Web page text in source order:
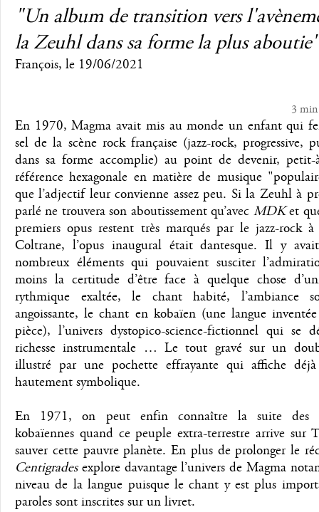
"Un album de transition vers
la Zeuhl dans sa forme la plus aboutie"
François, le 19/06/2021
3 min
En 1970, Magma avait mis au monde un enfant qui
sel de la scène rock française (jazz-rock, progressive,
dans sa forme accomplie) au point de devenir,
référence hexagonale en matière de musique
que l’adjectif leur convienne assez peu. Si la Zeuhl à
parlé ne trouvera son aboutissement qu’avec MDKet
premiers opus restent très marqués par le jazz-rock à
Coltrane, l’opus inaugural était dantesque. Il y
nombreux éléments qui pouvaient susciter
moins la certitude d’être face à quelque chose
rythmique exaltée, le chant habité, l’ambiance
angoissante, le chant en kobaïen (une langue
pièce), l’univers dystopico-science-fictionnel qui se
richesse instrumentale … Le tout gravé sur un
illustré par une pochette effrayante qui affiche
hautement symbolique.
En 1971, on peut enfin connaître la suite des
kobaïennes quand ce peuple extra-terrestre arrive sur
sauver cette pauvre planète. En plus de prolonger le
Centigradesexplore davantage l’univers de Magma
niveau de la langue puisque le chant y est plus
paroles sont inscrites sur un livret.